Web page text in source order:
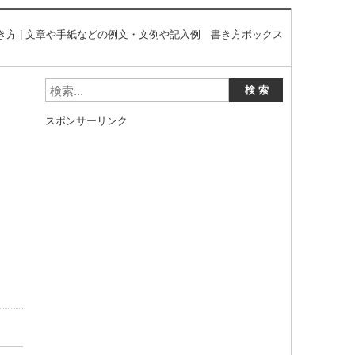
方 | 文章や手紙などの例文・文例や記入例 書き方ボックス
スポンサーリンク